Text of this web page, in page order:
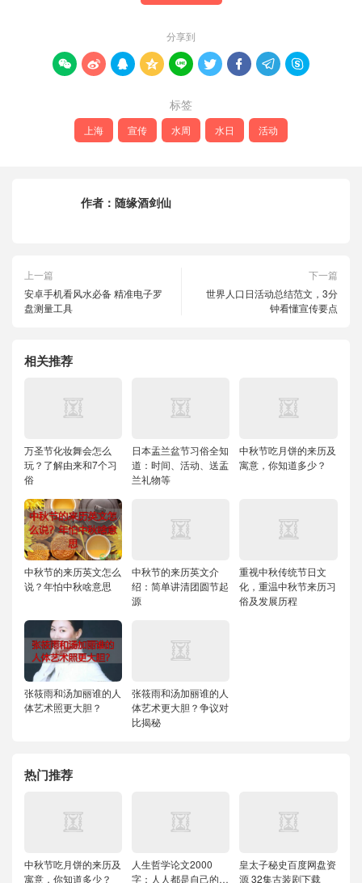
分享到
        
标签
上海 宣传 水周 水日 活动
作者： 随缘酒剑仙
上一篇
安卓手机看风水必备 精准电子罗
盘测量工具
下一篇
世界人口日活动总结范文，3分
钟看懂宣传要点
相关推荐
万圣节化妆舞会怎么
玩？了解由来和7个习
俗
日本盂兰盆节习俗全知
道：时间、活动、送盂
兰礼物等
中秋节吃月饼的来历及
寓意，你知道多少？
中秋节的来历英文怎么
说？年怕中秋啥意思
中秋节的来历英文介
绍：简单讲清团圆节起
源
重视中秋传统节日文
化，重温中秋节来历习
俗及发展历程
张筱雨和汤加丽谁的人
体艺术照更大胆？
张筱雨和汤加丽谁的人
体艺术更大胆？争议对
比揭秘
热门推荐
中秋节吃月饼的来历及
寓意，你知道多少？
人生哲学论文2000
字：人人都是自己的哲
皇太子秘史百度网盘资
源 32集古装剧下载